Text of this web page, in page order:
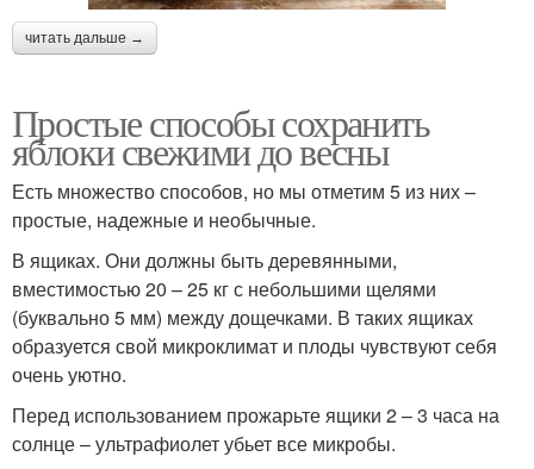
читать дальше →
Простые способы сохранить
яблоки свежими до весны
Есть множество способов, но мы отметим 5 из них –
простые, надежные и необычные.
В ящиках. Они должны быть деревянными,
вместимостью 20 – 25 кг с небольшими щелями
(буквально 5 мм) между дощечками. В таких ящиках
образуется свой микроклимат и плоды чувствуют себя
очень уютно.
Перед использованием прожарьте ящики 2 – 3 часа на
солнце – ультрафиолет убьет все микробы.